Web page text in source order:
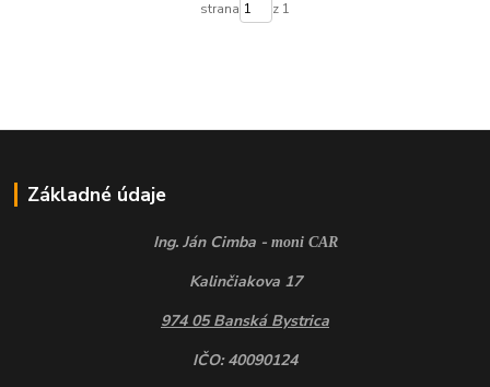
strana z 1
Základné údaje
Ing. Ján Cimba - moni CAR
Kalinčiakova 17
974 05 Banská Bystrica
IČO: 40090124